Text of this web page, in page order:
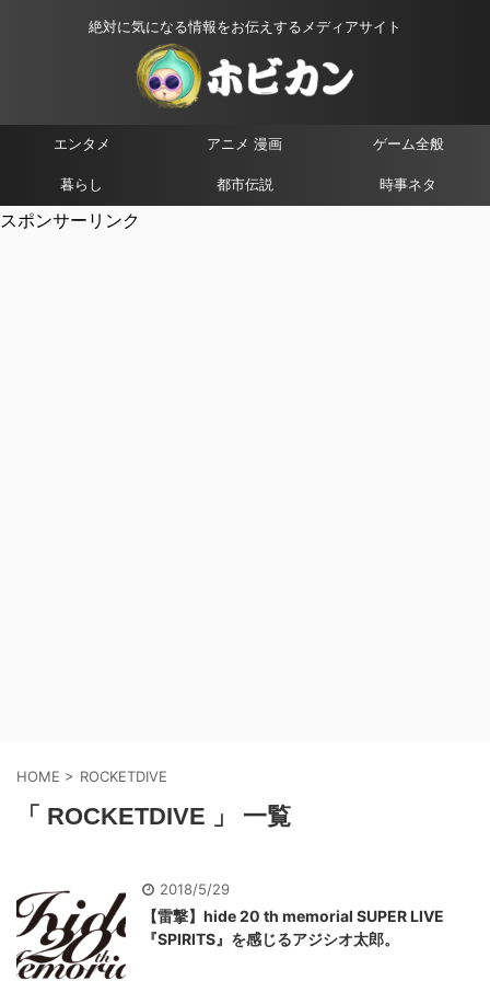
絶対に気になる情報をお伝えするメディアサイト
エンタメ アニメ 漫画 ゲーム全般
暮らし 都市伝説 時事ネタ
スポンサーリンク
HOME > ROCKETDIVE
「 ROCKETDIVE 」 一覧
2018/5/29
【雷撃】hide 20 th memorial SUPER LIVE
『SPIRITS』を感じるアジシオ太郎。